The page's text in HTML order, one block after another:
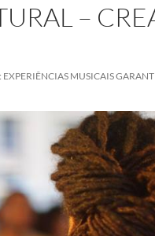
–
MUSICAIS